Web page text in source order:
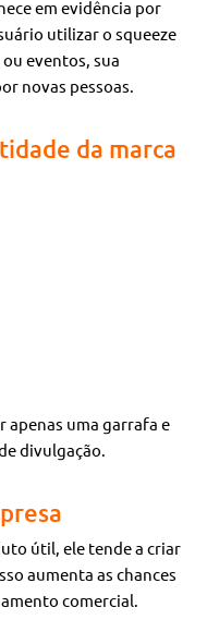
em evidência por
utilizar o squeeze
eventos, sua
novas pessoas.
da marca
apenas uma garrafa e
divulgação.
útil, ele tende a criar
aumenta as chances
comercial.